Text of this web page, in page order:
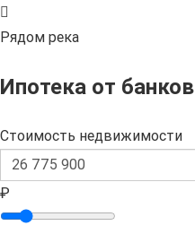
Рядом река
Ипотека от банков
Стоимость недвижимости
₽